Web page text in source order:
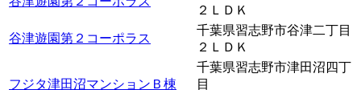
２ＬＤＫ
谷津遊園第２コーポラス
千葉県習志野市谷津二丁目
２ＬＤＫ
フジタ津田沼マンションＢ棟
千葉県習志野市津田沼四丁
目